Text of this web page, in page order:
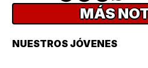
MÁS
NUESTROS JÓVENES